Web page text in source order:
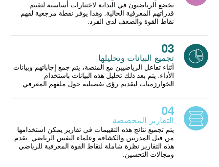
يخضع الرياضيون في البداية لاختبارات أساسية لتقييم
قدراتهم المعرفية الحالية. وهذا يوفر نقطة مرجعية لفهم
نقاط القوة والضعف لدى الفرد.
03
تجميع البيانات وتحليلها
أثناء تفاعل الرياضيين مع المنصة، يتم جمع إجاباتهم وبيانات
الأداء. يتم بعد ذلك تحليل هذه البيانات باستخدام
الخوارزميات لتقديم رؤى تفصيلية حول ملفهم المعرفي.
04
التقارير المخصصة
يتم تجميع نتائج هذه التقييمات في تقارير يمكن استخدامها
من قبل المدربين والكشافة وعلماء النفس الرياضي. تقدم
هذه التقارير نظرة شاملة لنقاط القوة المعرفية للرياضي
ومجالات التحسين.